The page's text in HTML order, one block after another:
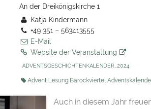
An der Dreikönigskirche 1
Katja Kindermann
+49 351 – 563413555
E-Mail
Website der Veranstaltung
ADVENTSGESCHICHTENKALENDER_2024
Advent Lesung Barockviertel
Auch in diesem Jahr